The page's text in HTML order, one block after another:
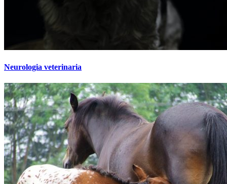
Neurologia veterinaria